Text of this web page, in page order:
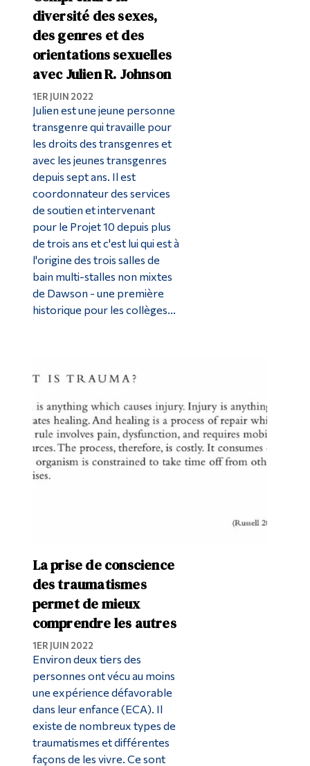
diversité des sexes,
des genres et des
orientations sexuelles
avec Julien R. Johnson
1ER JUIN 2022
Julien est une jeune personne
transgenre qui travaille pour
les droits des transgenres et
avec les jeunes transgenres
depuis sept ans. Il est
coordonnateur des services
de soutien et intervenant
pour le Projet 10 depuis plus
de trois ans et c'est lui qui est à
l'origine des trois salles de
bain multi-stalles non mixtes
de Dawson - une première
historique pour les collèges...
La prise de conscience
des traumatismes
permet de mieux
comprendre les autres
1ER JUIN 2022
Environ deux tiers des
personnes ont vécu au moins
une expérience défavorable
dans leur enfance (ECA). Il
existe de nombreux types de
traumatismes et différentes
façons de les vivre. Ce sont